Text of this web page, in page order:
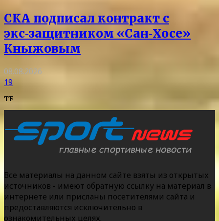
СКА подписал контракт с
экс‑защитником «Сан‑Хосе»
Кныжовым
08.08.2026
19
TF
Все материалы на данном сайте взяты из открытых
источников - имеют обратную ссылку на материал в
интернете или присланы посетителями сайта и
предоставляются исключительно в
ознакомительных целях.